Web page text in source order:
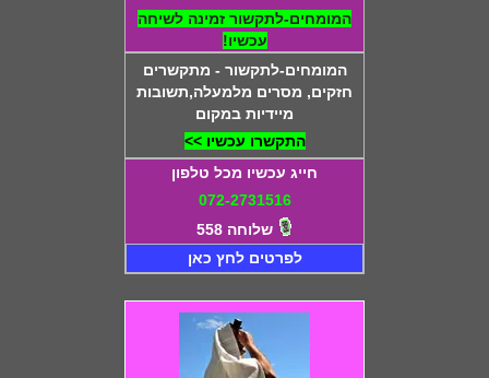
המומחים-לתקשור זמינה לשיחה
עכשיו!
המומחים-לתקשור - מתקשרים
חזקים, מסרים מלמעלה,תשובות
מיידיות במקום
התקשרו עכשיו >>
חייג עכשיו מכל טלפון
072-2731516
שלוחה 558
לפרטים לחץ כאן